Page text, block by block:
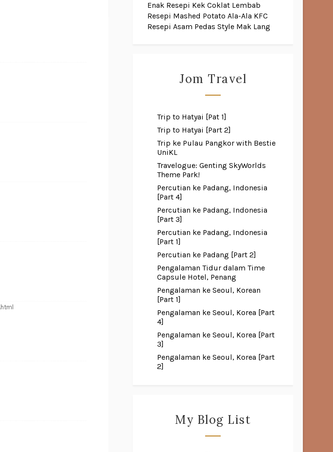
Enak Resepi Kek Coklat Lembab
Resepi Mashed Potato Ala-Ala KFC
Resepi Asam Pedas Style Mak Lang
Jom Travel
Trip to Hatyai [Pat 1]
Trip to Hatyai [Part 2]
Trip ke Pulau Pangkor with Bestie
UniKL
Travelogue: Genting SkyWorlds
Theme Park!
Percutian ke Padang, Indonesia
[Part 4]
Percutian ke Padang, Indonesia
[Part 3]
Percutian ke Padang, Indonesia
[Part 1]
Percutian ke Padang [Part 2]
Pengalaman Tidur dalam Time
Capsule Hotel, Penang
Pengalaman ke Seoul, Korean
[Part 1]
Pengalaman ke Seoul, Korea [Part
4]
Pengalaman ke Seoul, Korea [Part
3]
Pengalaman ke Seoul, Korea [Part
2]
My Blog List